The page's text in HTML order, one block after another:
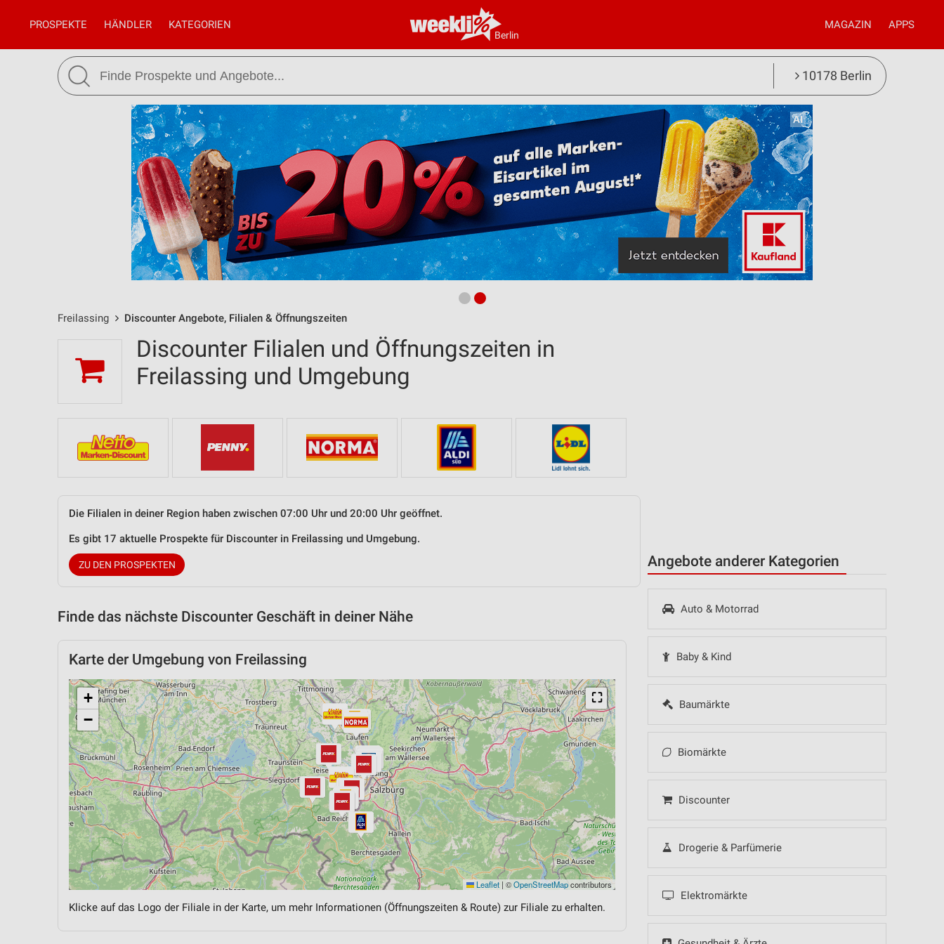
Berlin
PROSPEKTE HÄNDLER KATEGORIEN MAGAZIN APPS
10178 Berlin
Freilassing Discounter Angebote, Filialen & Öffnungszeiten
Angebote anderer Kategorien
Auto & Motorrad
Baby & Kind
Baumärkte
Biomärkte
Discounter
Drogerie & Parfümerie
Elektromärkte
Discounter Filialen und Öffnungszeiten in
Freilassing und Umgebung
Die Filialen in deiner Region haben zwischen 07:00 Uhr und 20:00 Uhr geöffnet.
Es gibt 17 aktuelle Prospekte für Discounter in Freilassing und Umgebung.
ZU DEN PROSPEKTEN
Finde das nächste Discounter Geschäft in deiner Nähe
Karte der Umgebung von Freilassing
⛶
+
−
Leaflet | ©OpenStreetMapcontributors
Klicke auf das Logo der Filiale in der Karte, um mehr Informationen (Öffnungszeiten & Route) zur Filiale zu erhalten.